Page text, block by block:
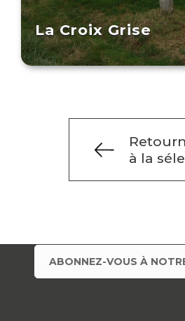
La Croix Grise
à la
ABONNEZ-VOUS À